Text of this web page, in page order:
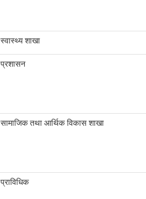
स्वास्थ्य शाखा
प्रशासन
सामाजिक तथा आर्थिक विकास शाखा
प्राविधिक